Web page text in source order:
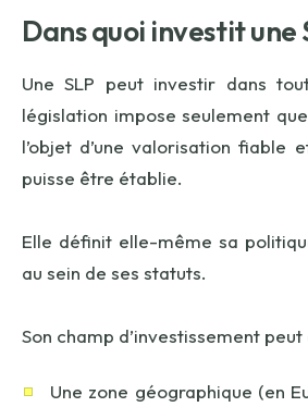
Dans quoi investit une
Une SLP peut investir dans
législation impose seulement
l’objet d’une valorisation fiable
puisse être établie.
Elle définit elle-même sa
au sein de ses statuts.
Son champ d’investissement
Une zone géographique (en